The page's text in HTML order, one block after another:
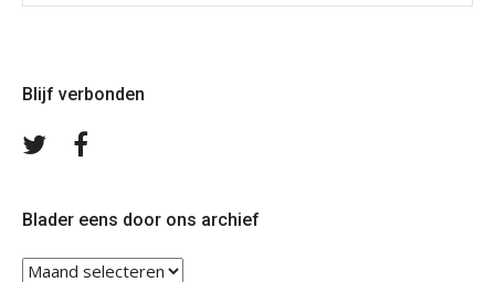
Blijf verbonden
Volg
Blader eens door ons archief
Blader